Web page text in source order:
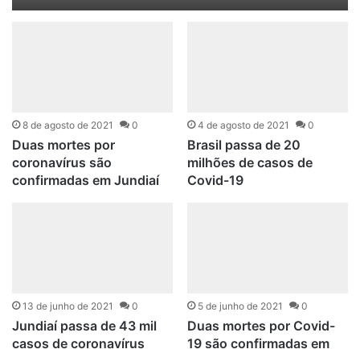
8 de agosto de 2021 0
Duas mortes por
coronavírus são
confirmadas em Jundiaí
4 de agosto de 2021 0
Brasil passa de 20
milhões de casos de
Covid-19
13 de junho de 2021 0
Jundiaí passa de 43 mil
casos de coronavírus
5 de junho de 2021 0
Duas mortes por Covid-
19 são confirmadas em